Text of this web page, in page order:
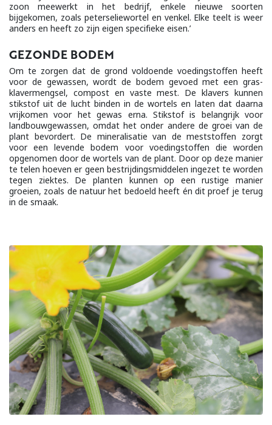
zoon meewerkt in het bedrijf, enkele nieuwe soorten
bijgekomen, zoals peterseliewortel en venkel. Elke teelt is weer
anders en heeft zo zijn eigen specifieke eisen.’
GEZONDE BODEM
Om te zorgen dat de grond voldoende voedingstoffen heeft
voor de gewassen, wordt de bodem gevoed met een gras-
klavermengsel, compost en vaste mest. De klavers kunnen
stikstof uit de lucht binden in de wortels en laten dat daarna
vrijkomen voor het gewas erna. Stikstof is belangrijk voor
landbouwgewassen, omdat het onder andere de groei van de
plant bevordert. De mineralisatie van de meststoffen zorgt
voor een levende bodem voor voedingstoffen die worden
opgenomen door de wortels van de plant. Door op deze manier
te telen hoeven er geen bestrijdingsmiddelen ingezet te worden
tegen ziektes. De planten kunnen op een rustige manier
groeien, zoals de natuur het bedoeld heeft én dit proef je terug
in de smaak.